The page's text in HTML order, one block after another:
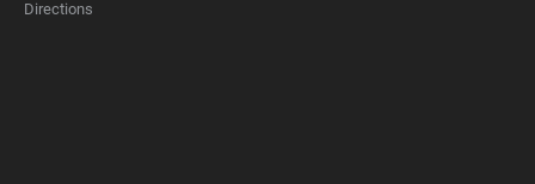
Directions